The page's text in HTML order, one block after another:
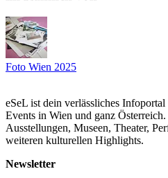
BOOKSHELF. ON COLLECTING
Caterina De Pietri und and Josef
collectors
im Gespräch mit in conversation
Kurator curator
15:00 – BOOK TALK (EN)
VIVIANE SASSEN. THE
PHOTOBOOKS IN THE
Viviane Sassen, Künstlerin artist
im Gespräch mit in conversation
curator
Foto Wien 2025
eSeL ist dein verlässliches
Events in Wien und ganz
Ausstellungen, Museen, Theater,
weiteren kulturellen Highlights.
Newsletter